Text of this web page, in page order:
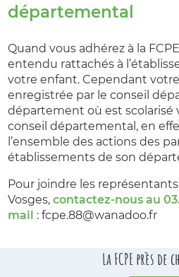
départemental
Quand vous adhérez à la
entendu rattachés à
votre enfant. Cependant
enregistrée par le conseil
département où est scolarisé
conseil départemental, en
l’ensemble des actions des
établissements de son
Pour joindre les représentants
Vosges,contactez-nous au
mail : fcpe.88@wanadoo.fr
La FCPE près de